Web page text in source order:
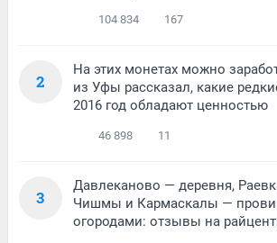
104 834 167
2
На этих монетах можно
из Уфы рассказал, какие
2016 год обладают ценностью
46 898 11
3
Давлеканово — деревня,
Чишмы и Кармаскалы —
огородами: отзывы на